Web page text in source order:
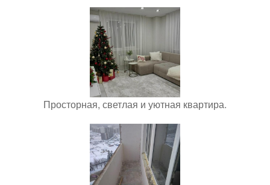
Просторная, светлая и уютная квартира.